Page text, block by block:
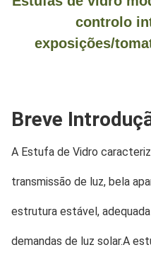
controlo
exposições/
Breve
A Estufa de Vidro
transmissão de luz, bela
estrutura estável,
demandas de luz solar.A